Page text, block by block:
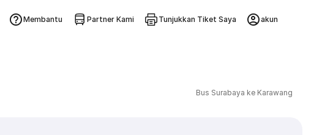
Membantu Partner Kami Tunjukkan Tiket Saya akun
Bus Surabaya ke Karawang